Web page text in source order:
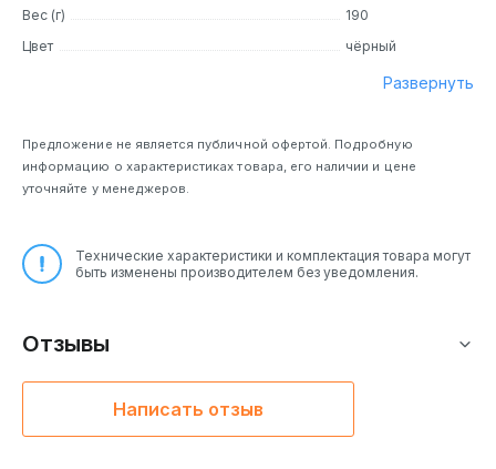
Вес (г)
190
Цвет
чёрный
Развернуть
Предложение не является публичной офертой. Подробную
информацию о характеристиках товара, его наличии и цене
уточняйте у менеджеров.
Технические характеристики и комплектация товара могут
быть изменены производителем без уведомления.
Отзывы
Написать отзыв